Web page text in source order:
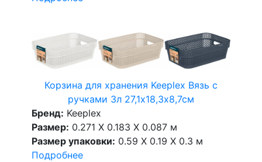
Корзина для хранения Keeplex Вязь с
ручками 3л 27,1х18,3х8,7см
Бренд: Keeplex
Размер: 0.271 X 0.183 X 0.087 м
Размер упаковки: 0.59 X 0.19 X 0.3 м
Подробнее